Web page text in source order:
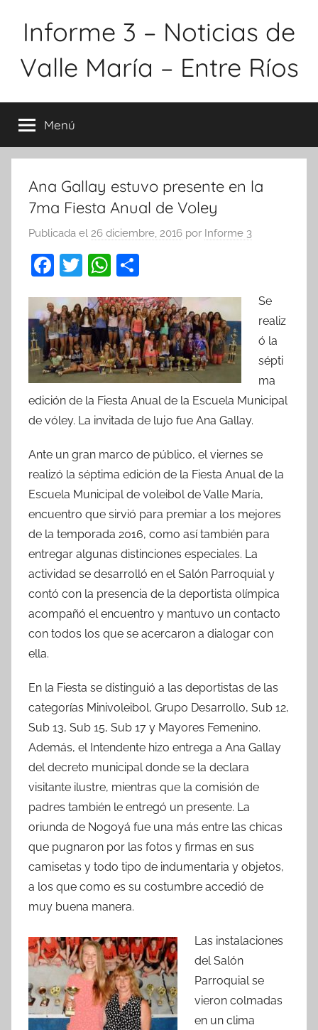
Informe 3 – Noticias de
Valle María – Entre Ríos
Menú
Ana Gallay estuvo presente en la
7ma Fiesta Anual de Voley
Publicada el 26 diciembre, 2016 por Informe 3
F
c
e
b
o
o
k
T
itt
er
W
at
s
A
p
p
m
p
ar
tir
Se
realiz
ó la
sépti
ma
edición de la Fiesta Anual de la Escuela Municipal
de vóley. La invitada de lujo fue Ana Gallay.
Ante un gran marco de público, el viernes se
realizó la séptima edición de la Fiesta Anual de la
Escuela Municipal de voleibol de Valle María,
encuentro que sirvió para premiar a los mejores
de la temporada 2016, como así también para
entregar algunas distinciones especiales. La
actividad se desarrolló en el Salón Parroquial y
contó con la presencia de la deportista olímpica
acompañó el encuentro y mantuvo un contacto
con todos los que se acercaron a dialogar con
ella.
En la Fiesta se distinguió a las deportistas de las
categorías Minivoleibol, Grupo Desarrollo, Sub 12,
Sub 13, Sub 15, Sub 17 y Mayores Femenino.
Además, el Intendente hizo entrega a Ana Gallay
del decreto municipal donde se la declara
visitante ilustre, mientras que la comisión de
padres también le entregó un presente. La
oriunda de Nogoyá fue una más entre las chicas
que pugnaron por las fotos y firmas en sus
camisetas y todo tipo de indumentaria y objetos,
a los que como es su costumbre accedió de
muy buena manera.
Las instalaciones
del Salón
Parroquial se
vieron colmadas
en un clima